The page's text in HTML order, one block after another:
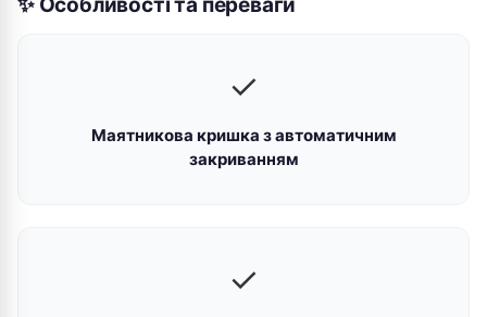
✓
Маятникова кришка з автоматичним
закриванням
✓